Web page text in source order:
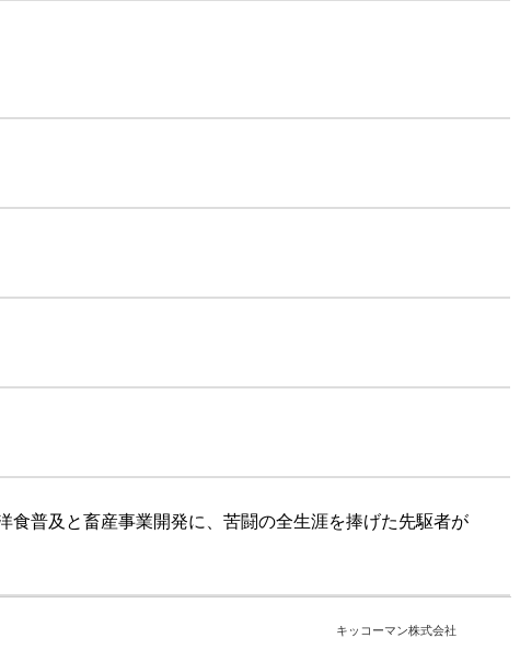
食普及と畜産事業開発に、苦闘の全生涯を捧げた先駆者が
キッコーマン株式会社